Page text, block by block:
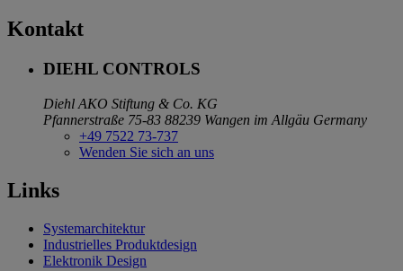
Kontakt
DIEHL CONTROLS
Diehl AKO Stiftung & Co. KG
Pfannerstraße 75-83 88239 Wangen im Allgäu Germany
+49 7522 73-737
Wenden Sie sich an uns
Links
Systemarchitektur
Industrielles Produktdesign
Elektronik Design